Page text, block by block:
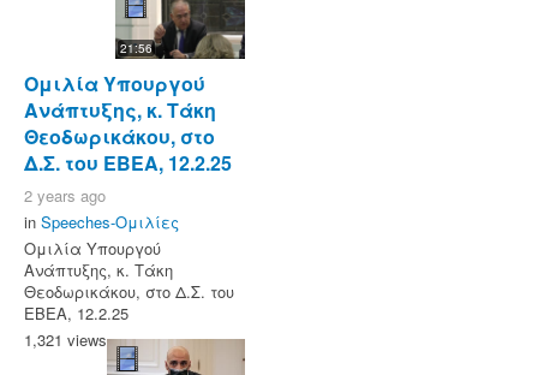
21:56
Ομιλία Υπουργού
Ανάπτυξης, κ. Τάκη
Θεοδωρικάκου, στο
Δ.Σ. του ΕΒΕΑ, 12.2.25
2 years ago
in Speeches-Ομιλίες
Ομιλία Υπουργού
Ανάπτυξης, κ. Τάκη
Θεοδωρικάκου, στο Δ.Σ. του
ΕΒΕΑ, 12.2.25
1,321 views